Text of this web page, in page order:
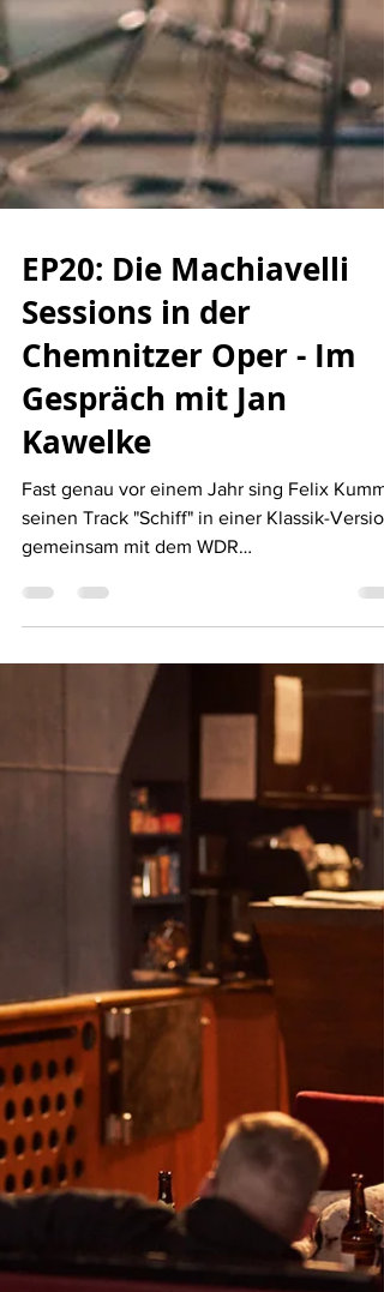
EP20: Die Machiavelli
Chemnitzer Oper - Im
Gespräch mit Jan
Kawelke
seinen Track "Schiff" in einer Klassik-Version
gemeinsam mit dem WDR
Funkhausorchester, als...